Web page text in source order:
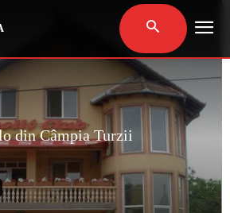
din Câmpia Turzii